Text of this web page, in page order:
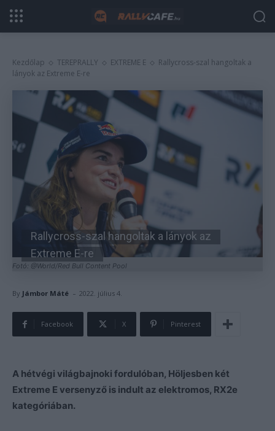
Kezdőlap TEREPRALLY EXTREME E
Rallycross-szal hangoltak a
lányok az Extreme E-re
Fotó: @World/Red Bull Content Pool
Rallycross-szal hangoltak a lányok az
Extreme E-re
By Jámbor Máté - 2022. július 4.
Facebook X Pinterest
A hétvégi világbajnoki fordulóban, Höljesben két
Extreme E versenyző is indult az elektromos, RX2e
kategóriában.